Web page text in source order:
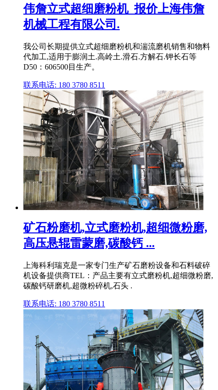
伟詹立式超细磨粉机_报价上海伟詹
机械工程有限公司.
我公司长期提供立式超细磨粉机和湍流磨机销售和物料
代加工,适用于膨润土.高岭土.滑石.方解石.钾长石等
D50：606500目生产。
联系电话: 180 3780 8511
矿石粉磨机,立式磨粉机,超细微粉磨,
高压悬辊雷蒙磨,碳酸钙 ...
上海科利瑞克是一家专门生产矿石磨粉设备和石料破碎
机设备提供商TEL：产品主要有立式磨粉机,超细微粉磨,
碳酸钙研磨机,超微粉碎机,石头 .
联系电话: 180 3780 8511